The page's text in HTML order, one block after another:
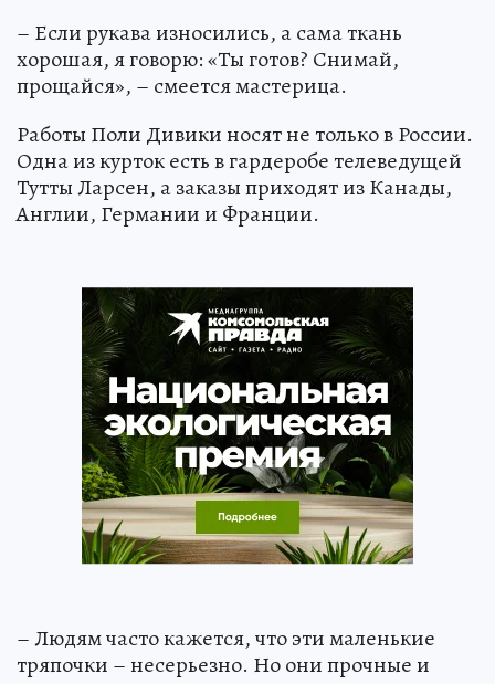
– Если рукава износились, а сама ткань
хорошая, я говорю: «Ты готов? Снимай,
прощайся», – смеется мастерица.
Работы Поли Дивики носят не только в России.
Одна из курток есть в гардеробе телеведущей
Тутты Ларсен, а заказы приходят из Канады,
Англии, Германии и Франции.
– Людям часто кажется, что эти маленькие
тряпочки – несерьезно. Но они прочные и